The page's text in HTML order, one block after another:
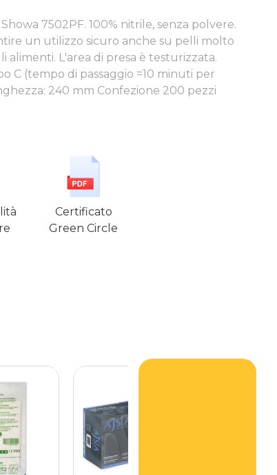
7502PF. 100% nitrile, senza polvere.
un utilizzo sicuro anche su pelli molto
alimenti. L'area di presa è testurizzata.
C (tempo di passaggio =10 minuti per
240 mm Confezione 200 pezzi
Certificato
Green Circle